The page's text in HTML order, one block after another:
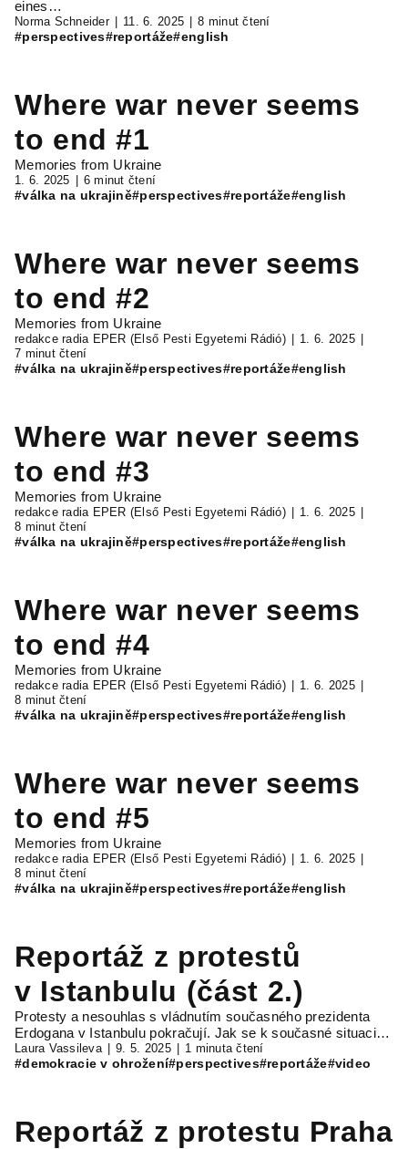
eines…
Norma Schneider 11. 6. 2025 8 minut čtení
#perspectives#reportáže#english
Where war never seems
to end #1
Memories from Ukraine
1. 6. 2025 6 minut čtení
#válka na ukrajině#perspectives#reportáže#english
Where war never seems
to end #2
Memories from Ukraine
redakce radia EPER (Első Pesti Egyetemi Rádió)
1. 6. 2025
7 minut čtení
#válka na ukrajině#perspectives#reportáže#english
Where war never seems
to end #3
Memories from Ukraine
redakce radia EPER (Első Pesti Egyetemi Rádió)
1. 6. 2025
8 minut čtení
#válka na ukrajině#perspectives#reportáže#english
Where war never seems
to end #4
Memories from Ukraine
redakce radia EPER (Első Pesti Egyetemi Rádió)
1. 6. 2025
8 minut čtení
#válka na ukrajině#perspectives#reportáže#english
Where war never seems
to end #5
Memories from Ukraine
redakce radia EPER (Első Pesti Egyetemi Rádió)
1. 6. 2025
8 minut čtení
#válka na ukrajině#perspectives#reportáže#english
Reportáž z protestů
v Istanbulu (část 2.)
Protesty a nesouhlas s vládnutím současného prezidenta
Erdogana v Istanbulu pokračují. Jak se k současné situaci…
Laura Vassileva 9. 5. 2025 1 minuta čtení
#demokracie v ohrožení#perspectives#reportáže#video
Reportáž z protestu Praha